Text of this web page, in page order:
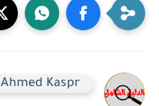
Ahmed Kaspr